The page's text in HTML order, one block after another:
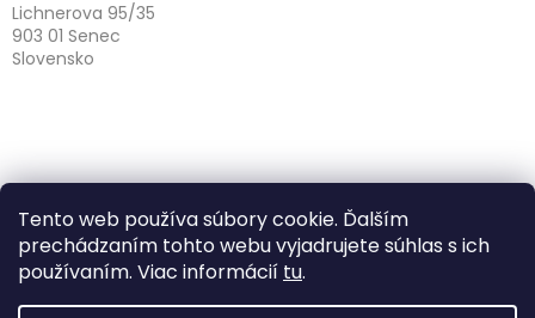
Tento web používa súbory cookie. Ďalším
prechádzaním tohto webu vyjadrujete súhlas s ich
používaním. Viac informácií tu.
Lichnerova 95/35
903 01 Senec
Slovensko